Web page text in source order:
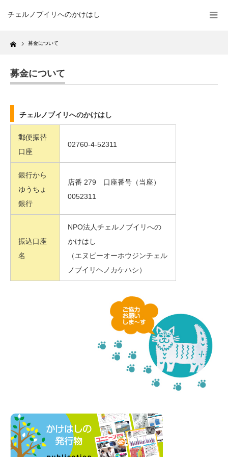
チェルノブイリへのかけはし
Home 募金について
募金について
チェルノブイリへのかけはし
郵便振替
口座
02760-4-52311
銀行から
ゆうちょ
銀行
店番 279 口座番号（当座）
0052311
振込口座
名
NPO法人チェルノブイリへの
かけはし
（エヌピーオーホウジンチェル
ノブイリヘノカケハシ）